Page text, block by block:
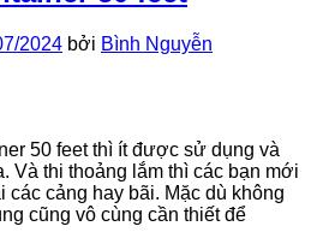
2024 bởi Bình Nguyễn
50 feet thì ít được sử dụng và
Và thi thoảng lắm thì các bạn mới
cảng hay bãi. Mặc dù không
cũng vô cùng cần thiết để